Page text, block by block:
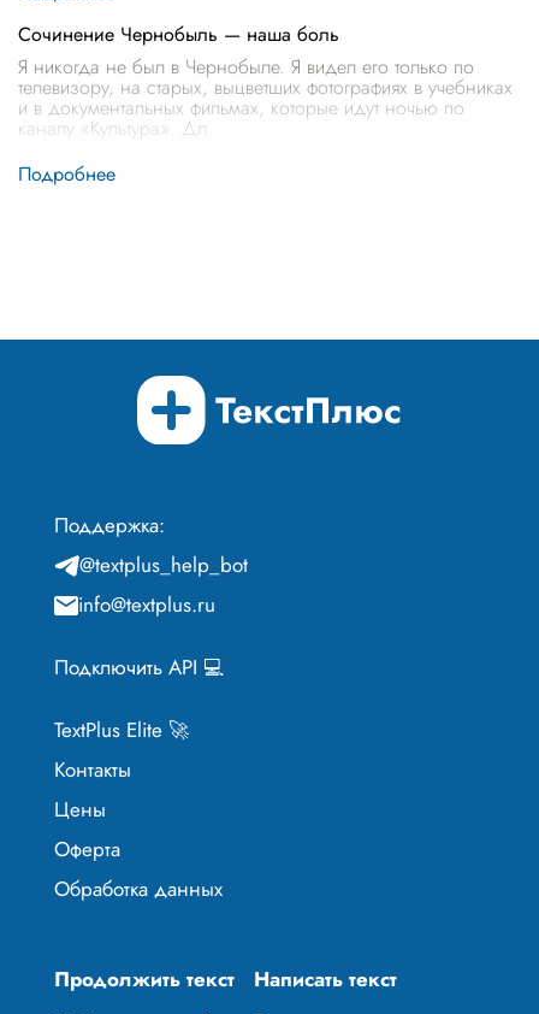
Сочинение Чернобыль — наша боль
Я никогда не был в Чернобыле. Я видел его только по
телевизору, на старых, выцветших фотографиях в учебниках
и в документальных фильмах, которые идут ночью по
каналу «Культура». Дл
Поддержка:
@textplus_help_bot
info@textplus.ru
Подключить API 💻
TextPlus Elite 🚀
Контакты
Цены
Оферта
Обработка данных
Продолжить текст
Написать текст